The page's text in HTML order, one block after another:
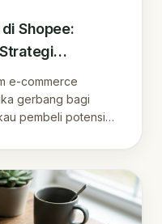
Shopee:
e-commerce
gerbang bagi
pembeli potensial.